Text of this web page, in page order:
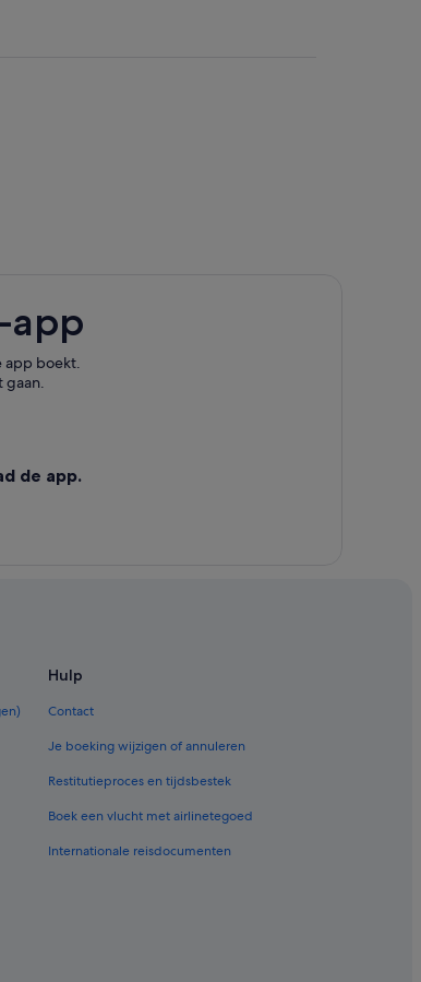
app
app boekt.
gaan.
de app.
Hulp
Contact
Je boeking wijzigen of annuleren
Restitutieproces en tijdsbestek
Boek een vlucht met airlinetegoed
Internationale reisdocumenten